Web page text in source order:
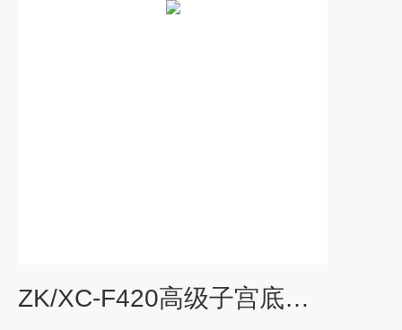
ZK/XC-F420高级子宫底检查评定模型